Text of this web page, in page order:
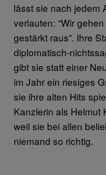
lässt sie nach jedem
verlauten: “Wir
gestärkt raus”. Ihre
diplomatisch-
gibt sie statt einer
im Jahr ein riesiges
sie ihre alten Hits
Kanzlerin als Helmut
weil sie bei allen
niemand so richtig.